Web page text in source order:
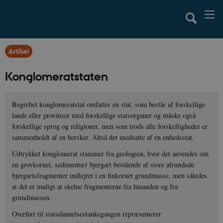
Artikel
Konglomeratstaten
Begrebet konglomeratstat omfatter en stat, som består af forskellige
lande eller provinser med forskellige statsorganer og måske også
forskellige sprog og religioner, men som trods alle forskelligheder er
sammenholdt af en hersker. Altså det modsatte af en enhedsstat.
Udtrykket konglomerat stammer fra geologien, hvor det anvendes om
en grovkornet, sedimentær bjergart bestående af store afrundede
bjergartsfragmenter indlejret i en finkornet grundmasse, men således
at det er muligt at skelne fragmenterne fra hinanden og fra
grundmassen.
Overført til statsdannelsestankegangen repræsenterer